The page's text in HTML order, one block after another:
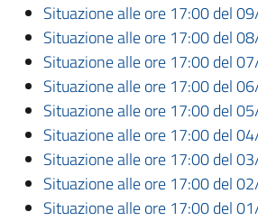
Situazione alle ore 17:00 del
Situazione alle ore 17:00 del
Situazione alle ore 17:00 del
Situazione alle ore 17:00 del
Situazione alle ore 17:00 del
Situazione alle ore 17:00 del
Situazione alle ore 17:00 del
Situazione alle ore 17:00 del
Situazione alle ore 17:00 del